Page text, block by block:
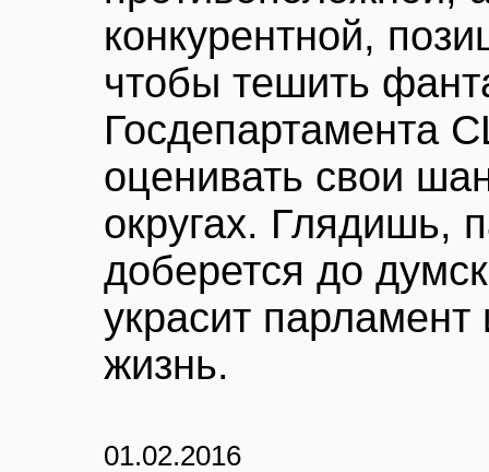
конкурентной,
чтобы тешить
Госдепартамента
оценивать свои
округах. Глядишь,
доберется до
украсит парламент
жизнь.
01.02.2016